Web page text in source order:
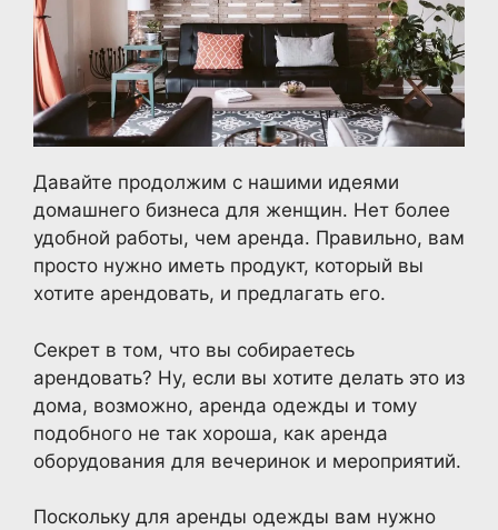
Давайте продолжим с нашими идеями
домашнего бизнеса для женщин. Нет более
удобной работы, чем аренда. Правильно, вам
просто нужно иметь продукт, который вы
хотите арендовать, и предлагать его.
Секрет в том, что вы собираетесь
арендовать? Ну, если вы хотите делать это из
дома, возможно, аренда одежды и тому
подобного не так хороша, как аренда
оборудования для вечеринок и мероприятий.
Поскольку для аренды одежды вам нужно